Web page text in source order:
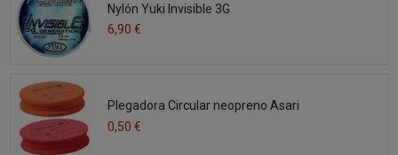
Nylón Yuki Invisible 3G
6,90 €
Plegadora Circular neopreno Asari
0,50 €